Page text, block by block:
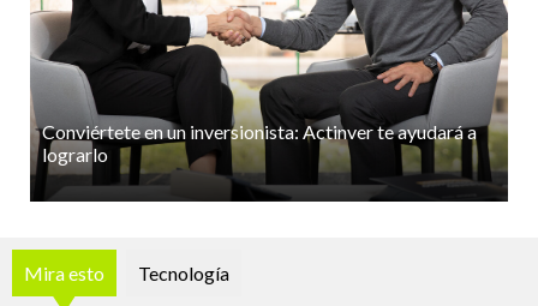
Conviértete en un inversionista: Actinver te ayudará a
lograrlo
Mira esto Tecnología